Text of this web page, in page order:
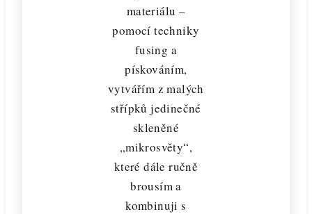
materiálu –
pomocí techniky
fusing a
pískováním,
vytvářím z malých
střípků jedinečné
skleněné
„mikrosvěty“,
které dále ručně
brousím a
kombinuji s